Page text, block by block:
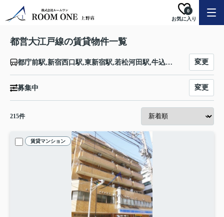
お気に入り
0
都営大江戸線の賃貸物件一覧
都庁前駅,新宿西口駅,東新宿駅,若松河田駅,牛込柳町駅,牛込神楽坂駅,飯田橋駅,後楽園駅,本郷三丁目駅,御徒町駅,新御徒町駅,蔵前駅,両国駅,森下駅,清澄白河駅,門前仲町駅,月島駅,勝どき駅,築地市場駅,汐留駅,大門駅,赤羽橋駅,麻布十番駅,六本木駅,青山一丁目駅,千駄ケ谷駅,代々木駅,新宿駅,西新宿五丁目駅,中野坂上駅,東中野駅,中井駅,落合南長崎駅,新江古田駅,練馬駅,豊島園駅,練馬春日町駅,光が丘駅 変更
募集中 変更
215件
賃貸マンション